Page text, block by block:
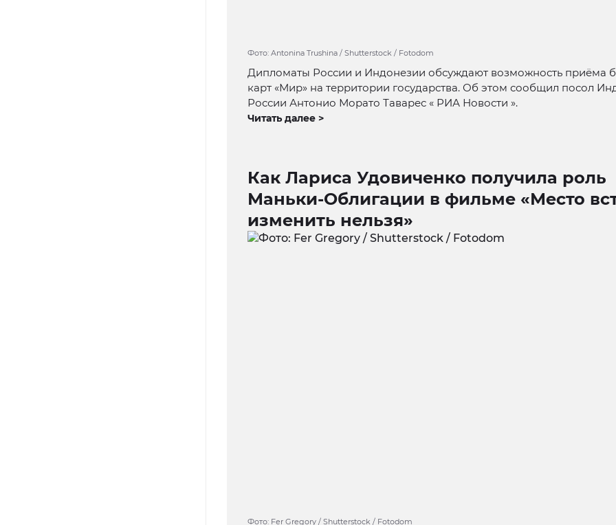
Фото: Antonina Trushina / Shutterstock / Fotodom
Дипломаты России и Индонезии обсуждают возможность приёма
карт «Мир» на территории государства. Об этом сообщил посол
России Антонио Морато Таварес « РИА Новости ».
Читать далее >
Как Лариса Удовиченко получила роль
Маньки-Облигации в фильме «Место
изменить нельзя»
Фото: Fer Gregory / Shutterstock / Fotodom